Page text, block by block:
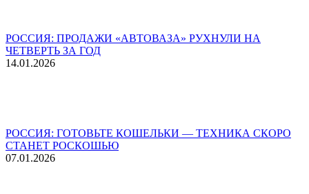
РОССИЯ: ПРОДАЖИ «АВТОВАЗА» РУХНУЛИ НА
ЧЕТВЕРТЬ ЗА ГОД
14.01.2026
РОССИЯ: ГОТОВЬТЕ КОШЕЛЬКИ — ТЕХНИКА СКОРО
СТАНЕТ РОСКОШЬЮ
07.01.2026